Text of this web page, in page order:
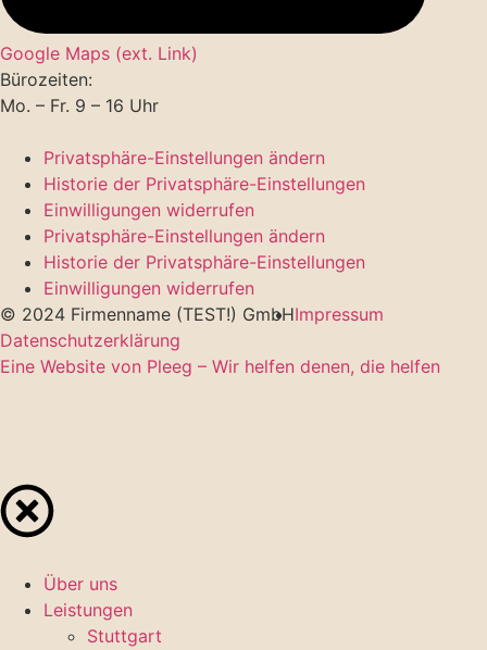
Google Maps (ext. Link)
Bürozeiten:
Mo. – Fr. 9 – 16 Uhr
Privatsphäre-Einstellungen ändern
Historie der Privatsphäre-Einstellungen
Einwilligungen widerrufen
Privatsphäre-Einstellungen ändern
Historie der Privatsphäre-Einstellungen
Einwilligungen widerrufen
© 2024 Firmenname (TEST!) GmbHImpressum
Datenschutzerklärung
Eine Website von Pleeg – Wir helfen denen, die helfen
Über uns
Leistungen
Stuttgart